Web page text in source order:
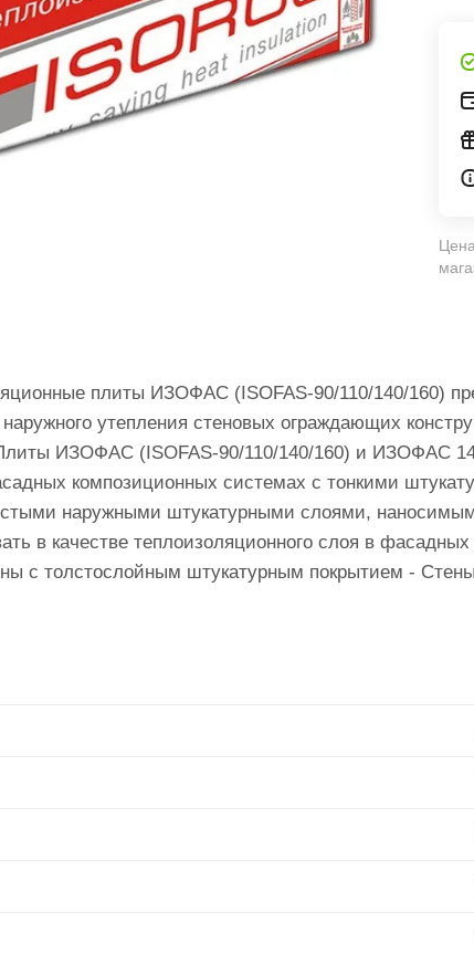
плиты ИЗОФАС (ISOFAS-90/110/140/160)
наружного утепления стеновых ограждающих
ИЗОФАС (ISOFAS-90/110/140/160) и ИЗОФАС
композиционных системах с тонкими
наружными штукатурными слоями,
в качестве теплоизоляционного слоя в
с толстослойным штукатурным покрытием -